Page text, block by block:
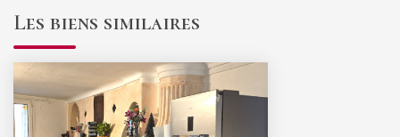
Les biens similaires